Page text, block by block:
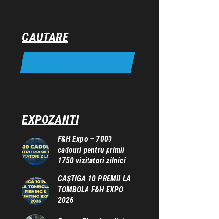
CAUTARE
EXPOZANTI
F&H Expo – 7000
cadouri pentru primii
1750 vizitatori zilnici
CÂȘTIGĂ 10 PREMII LA
TOMBOLA F&H EXPO
2026